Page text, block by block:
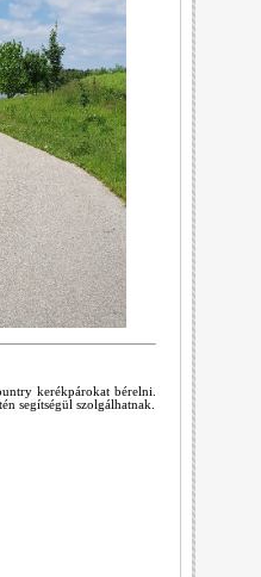
kerékpárokat bérelni.
segítségül szolgálhatnak.